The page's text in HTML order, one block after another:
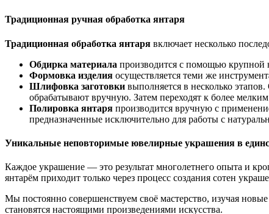
Традиционная ручная обработка янтаря
Традиционная обработка янтаря включает несколько
Обдирка материала производится с помощью
Формовка изделия осуществляется теми же
Шлифовка заготовки выполняется в несколько
обрабатывают вручную. Затем переходят к более
Полировка янтаря производится вручную с
предназначенные исключительно для работы с
Уникальные неповторимые ювелирные украшения в
Каждое украшение — это результат многолетнего опыта и
янтарём приходит только через процесс создания сотен
Мы постоянно совершенствуем своё мастерство, изучая
становятся настоящими произведениями искусства.